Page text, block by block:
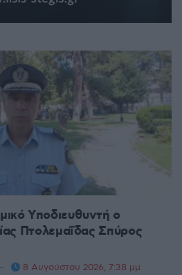
Υποδιευθυντή ο
Πτολεμαΐδας Σπύρος
8 Αυγούστου 2026, 7:38 μμ